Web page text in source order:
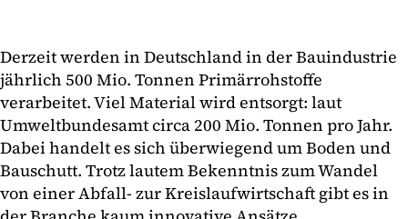
Derzeit werden in Deutschland in der Bauindustrie
jährlich 500 Mio. Tonnen Primärrohstoffe
verarbeitet. Viel Material wird entsorgt: laut
Umweltbundesamt circa 200 Mio. Tonnen pro Jahr.
Dabei handelt es sich überwiegend um Boden und
Bauschutt. Trotz lautem Bekenntnis zum Wandel
von einer Abfall- zur Kreislaufwirtschaft gibt es in